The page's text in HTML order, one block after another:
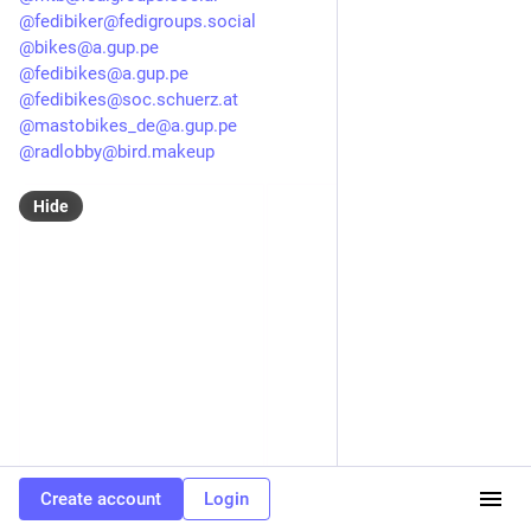
@fedibiker@fedigroups.social
@bikes@a.gup.pe
@fedibikes@a.gup.pe
@fedibikes@soc.schuerz.at
@mastobikes_de@a.gup.pe
@radlobby@bird.makeup
Hide
Create account Login